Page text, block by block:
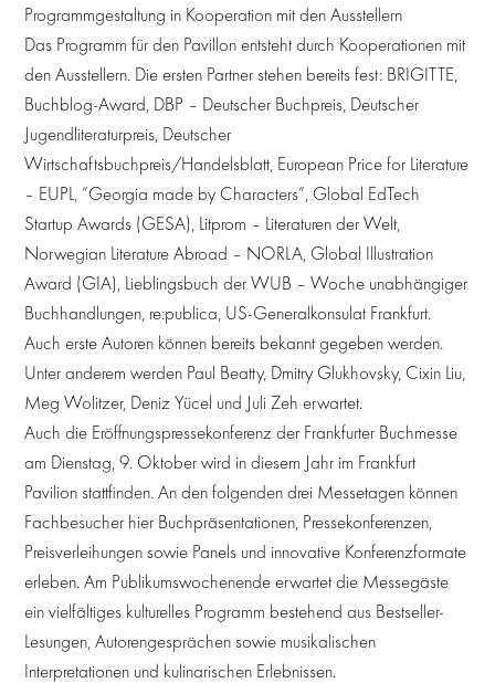
Programmgestaltung in Kooperation mit den Ausstellern
Das Programm für den Pavillon entsteht durch Kooperationen mit
den Ausstellern. Die ersten Partner stehen bereits fest: BRIGITTE,
Buchblog-Award, DBP – Deutscher Buchpreis, Deutscher
Jugendliteraturpreis, Deutscher
Wirtschaftsbuchpreis/Handelsblatt, European Price for Literature
– EUPL, “Georgia made by Characters”, Global EdTech
Startup Awards (GESA), Litprom – Literaturen der Welt,
Norwegian Literature Abroad – NORLA, Global Illustration
Award (GIA), Lieblingsbuch der WUB – Woche unabhängiger
Buchhandlungen, re:publica, US-Generalkonsulat Frankfurt.
Auch erste Autoren können bereits bekannt gegeben werden.
Unter anderem werden Paul Beatty, Dmitry Glukhovsky, Cixin Liu,
Meg Wolitzer, Deniz Yücel und Juli Zeh erwartet.
Auch die Eröffnungspressekonferenz der Frankfurter Buchmesse
am Dienstag, 9. Oktober wird in diesem Jahr im Frankfurt
Pavilion stattfinden. An den folgenden drei Messetagen können
Fachbesucher hier Buchpräsentationen, Pressekonferenzen,
Preisverleihungen sowie Panels und innovative Konferenzformate
erleben. Am Publikumswochenende erwartet die Messegäste
ein vielfältiges kulturelles Programm bestehend aus Bestseller-
Lesungen, Autorengesprächen sowie musikalischen
Interpretationen und kulinarischen Erlebnissen.